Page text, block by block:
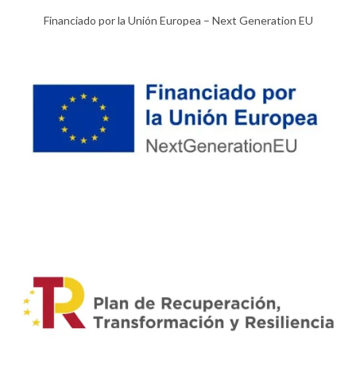
Financiado por la Unión Europea – Next Generation EU​